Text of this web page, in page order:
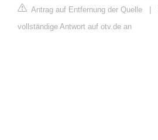
Antrag auf Entfernung der Quelle |
vollständige Antwort auf otv.de an